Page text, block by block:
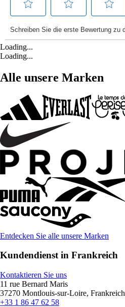
Loading...
Loading...
Alle unsere Marken
Entdecken Sie alle unsere Marken
Kundendienst in Frankreich
Kontaktieren Sie uns
11 rue Bernard Maris
37270 Montlouis-sur-Loire, Frankreich
+33 1 86 47 62 58